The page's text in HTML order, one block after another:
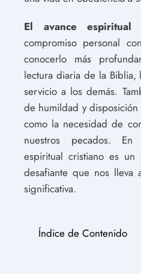
El avance espiritual
compromiso personal
conocerlo más
lectura diaria de la Biblia,
servicio a los demás.
de humildad y
como la necesidad de
nuestros pecados.
espiritual cristiano es un
desafiante que nos lleva
significativa.
Índice de Contenido